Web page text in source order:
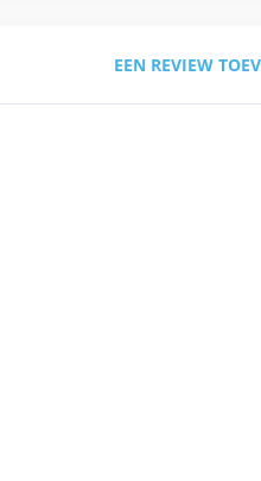
EEN REVIEW